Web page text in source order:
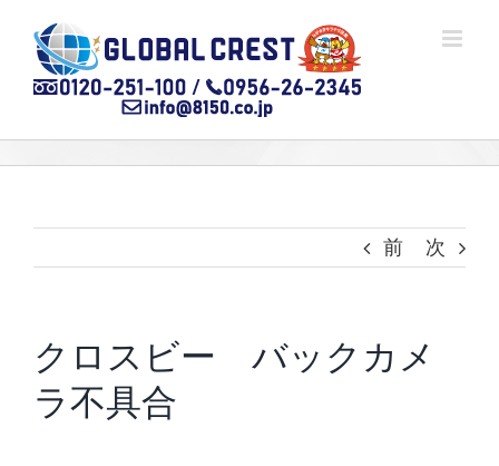
content
前 次
クロスビー バックカメ
ラ不具合